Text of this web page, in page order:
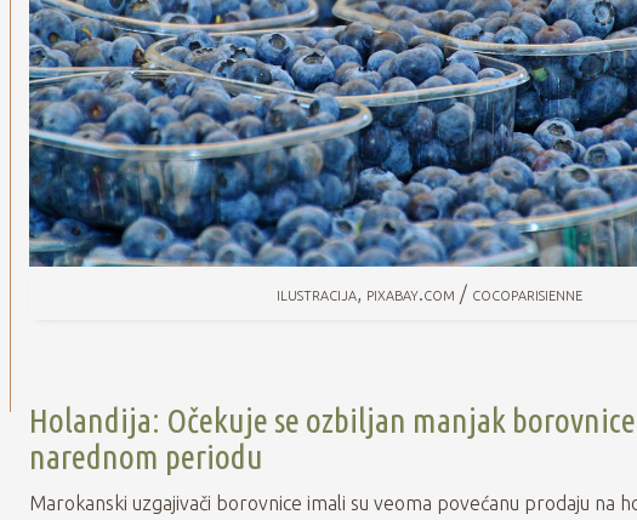
ilustracija, pixabay.com / cocoparisienne
Holandija: Očekuje se ozbiljan manjak
narednom periodu
Marokanski uzgajivači borovnice imali su veoma povećanu prodaju na